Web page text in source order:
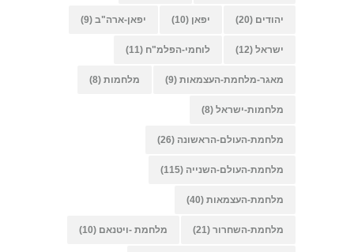
יהודים (20) יפאן (10) יפאן-ארה"ב (9)
ישראל (12) לוחמי-הפלמ"ח (11)
מאגר-מלחמת-העצמאות (9) מלחמות (8)
מלחמות-ישראל (8)
מלחמת-העולם-הראשונה (26)
מלחמת-העולם-השנייה (115)
מלחמת-העצמאות (40)
מלחמת-השחרור (21) מלחמת -ויטנאם (10)